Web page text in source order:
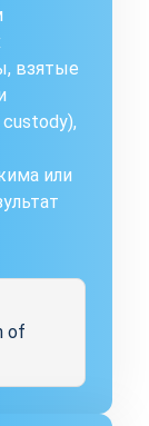
взятые
или
of